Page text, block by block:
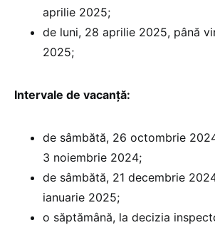
aprilie 2025;
de luni, 28 aprilie 2025, până
2025;
Intervale de vacanță:
de sâmbătă, 26 octombrie
3 noiembrie 2024;
de sâmbătă, 21 decembrie
ianuarie 2025;
o săptămână, la decizia